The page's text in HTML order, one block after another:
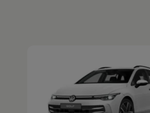
Live Beratung
Transport
Familie
Der Golf Variant
Viel Platz, viel Freiheit. Entdecken